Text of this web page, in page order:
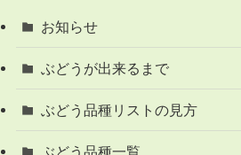
お知らせ
ぶどうが出来るまで
ぶどう品種リストの見方
ぶどう品種一覧